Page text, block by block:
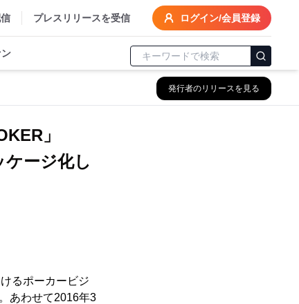
プレスリリースを受信 ログイン/会員登録
発行者のリリースを見る
」
ージ化し
るポーカービジ
あわせて2016年3